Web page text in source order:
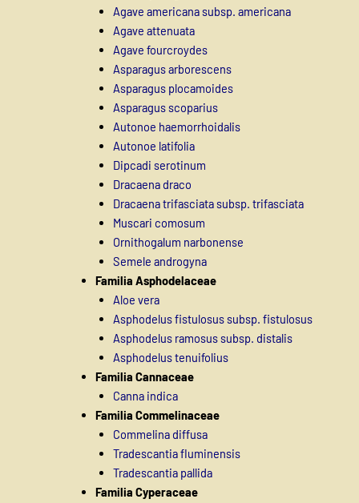
Agave americana subsp. americana
Agave attenuata
Agave fourcroydes
Asparagus arborescens
Asparagus plocamoides
Asparagus scoparius
Autonoe haemorrhoidalis
Autonoe latifolia
Dipcadi serotinum
Dracaena draco
Dracaena trifasciata subsp. trifasciata
Muscari comosum
Ornithogalum narbonense
Semele androgyna
Familia Asphodelaceae
Aloe vera
Asphodelus fistulosus subsp. fistulosus
Asphodelus ramosus subsp. distalis
Asphodelus tenuifolius
Familia Cannaceae
Canna indica
Familia Commelinaceae
Commelina diffusa
Tradescantia fluminensis
Tradescantia pallida
Familia Cyperaceae